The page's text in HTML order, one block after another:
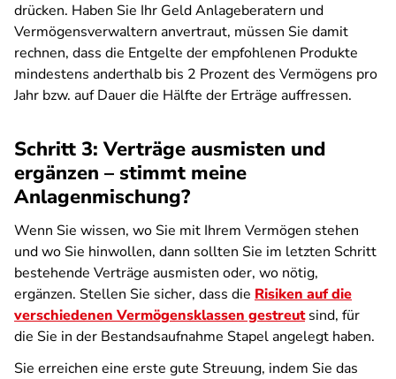
drücken. Haben Sie Ihr Geld Anlageberatern und
Vermögensverwaltern anvertraut, müssen Sie damit
rechnen, dass die Entgelte der empfohlenen Produkte
mindestens anderthalb bis 2 Prozent des Vermögens pro
Jahr bzw. auf Dauer die Hälfte der Erträge auffressen.
Schritt 3: Verträge ausmisten und
ergänzen – stimmt meine
Anlagenmischung?
Wenn Sie wissen, wo Sie mit Ihrem Vermögen stehen
und wo Sie hinwollen, dann sollten Sie im letzten Schritt
bestehende Verträge ausmisten oder, wo nötig,
ergänzen. Stellen Sie sicher, dass die Risiken auf die
verschiedenen Vermögensklassen gestreutsind, für
die Sie in der Bestandsaufnahme Stapel angelegt haben.
Sie erreichen eine erste gute Streuung, indem Sie das